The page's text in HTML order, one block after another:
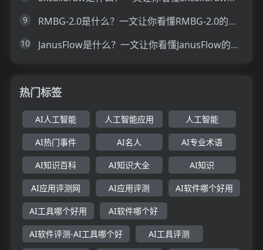
9 RMBG-2.0是什么？一文让你看懂RMBG-2.0的技术原理、主要功能、应用场景
10 JanusFlow是什么？一文让你看懂JanusFlow的技术原理、主要功能、应用场景
热门标签
AI人工智能 人工智能应用 人工智能
AI热门事件 AI名人 AI专业术语
AI知识百科 AI知识大全 AI知识
AI应用评测网 AI应用评测 AI软件哪个好用
AI工具哪个好用 AI软件哪个好
AI软件评测-AI工具哪个好 AI工具评测